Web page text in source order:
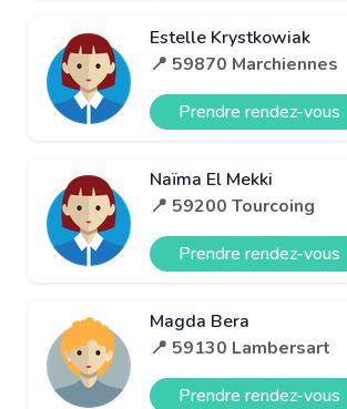
Estelle Krystkowiak
📍 59870 Marchiennes
Prendre rendez-vous
Naïma El Mekki
📍 59200 Tourcoing
Prendre rendez-vous
Magda Bera
📍 59130 Lambersart
Prendre rendez-vous